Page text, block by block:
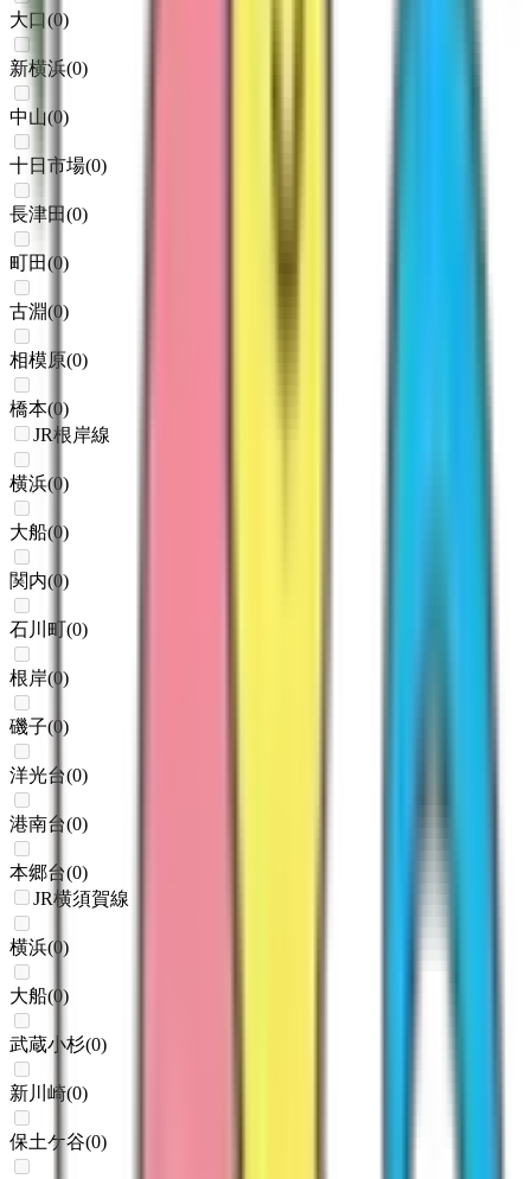
大口(0)
新横浜(0)
中山(0)
十日市場(0)
長津田(0)
町田(0)
古淵(0)
相模原(0)
橋本(0)
JR根岸線
横浜(0)
大船(0)
関内(0)
石川町(0)
根岸(0)
磯子(0)
洋光台(0)
港南台(0)
本郷台(0)
JR横須賀線
横浜(0)
大船(0)
武蔵小杉(0)
新川崎(0)
保土ケ谷(0)